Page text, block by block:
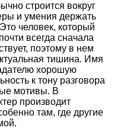
строится вокруг
и умения держать
человек, который
всегда сначала
поэтому в нем
тишина. Имя
хорошую
к тону разговора
мотивы. В
производит
там, где другие